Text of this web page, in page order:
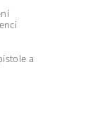
a